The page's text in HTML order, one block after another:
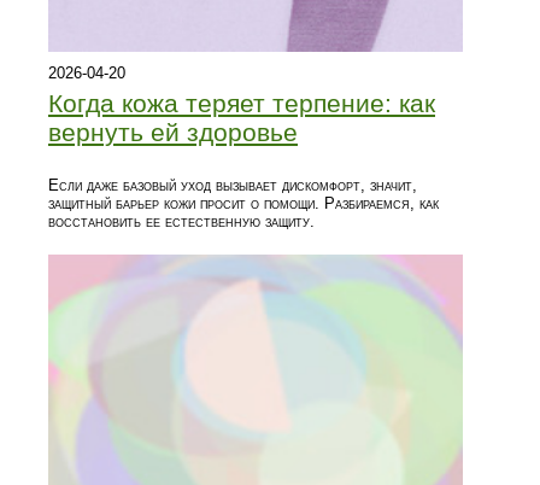
2026-04-20
Когда кожа теряет терпение: как
вернуть ей здоровье
Если даже базовый уход вызывает дискомфорт, значит,
защитный барьер кожи просит о помощи. Разбираемся, как
восстановить ее естественную защиту.